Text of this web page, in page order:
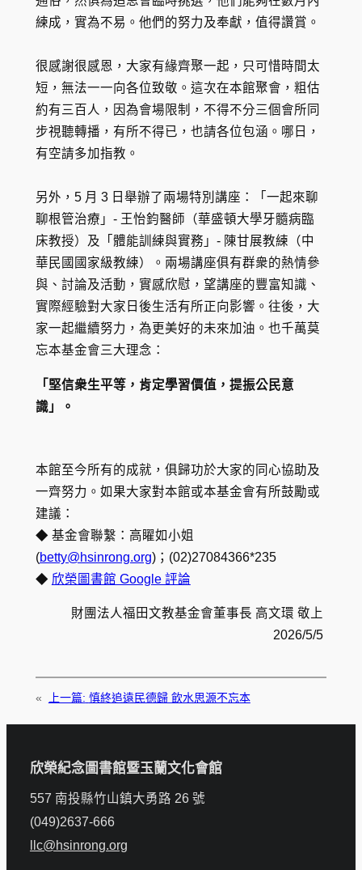
練成，實為不易。他們的努力及奉獻，值得讚賞。
很感謝很感恩，大家有緣齊聚一起，只可惜時間太
短，無法一一向各位致敬。這次在本館聚會，粗估
約有三百人，因為會場限制，不得不分三個會所同
步視聽轉播，有所不得已，也請各位包涵。哪日，
有空請多加指教。
另外，5 月 3 日舉辦了兩場特別講座：「一起來聊
聊根管治療」- 王怡鈞醫師（華盛頓大學牙髓病臨
床教授）及「體能訓練與實務」- 陳甘展教練（中
華民國國家級教練）。兩場講座俱有群衆的熱情參
與、討論及活動，實感欣慰，望講座的豐富知識、
實際經驗對大家日後生活有所正向影響。往後，大
家一起繼續努力，為更美好的未來加油。也千萬莫
忘本基金會三大理念：
「堅信衆生平等，肯定學習價值，提振公民意
識」。
本館至今所有的成就，俱歸功於大家的同心協助及
一齊努力。如果大家對本館或本基金會有所鼓勵或
建議：
◆ 基金會聯繫：高矅如小姐
(betty@hsinrong.org)；(02)27084366*235
◆ 欣榮圖書館 Google 評論
財團法人福田文教基金會董事長 高文環 敬上
2026/5/5
« 上一篇: 慎終追遠民德歸 飲水思源不忘本
欣榮紀念圖書館暨玉蘭文化會館
557 南投縣竹山鎮大勇路 26 號
(049)2637-666
llc@hsinrong.org